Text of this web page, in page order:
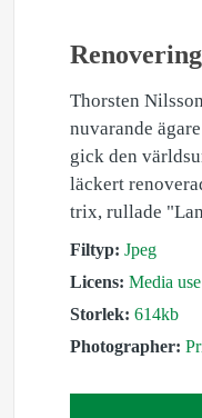
Thorsten
nuvarande
gick den
läckert
trix, rullade
Filtyp: Jpeg
Licens: Media use
Storlek: 614kb
Photographer: